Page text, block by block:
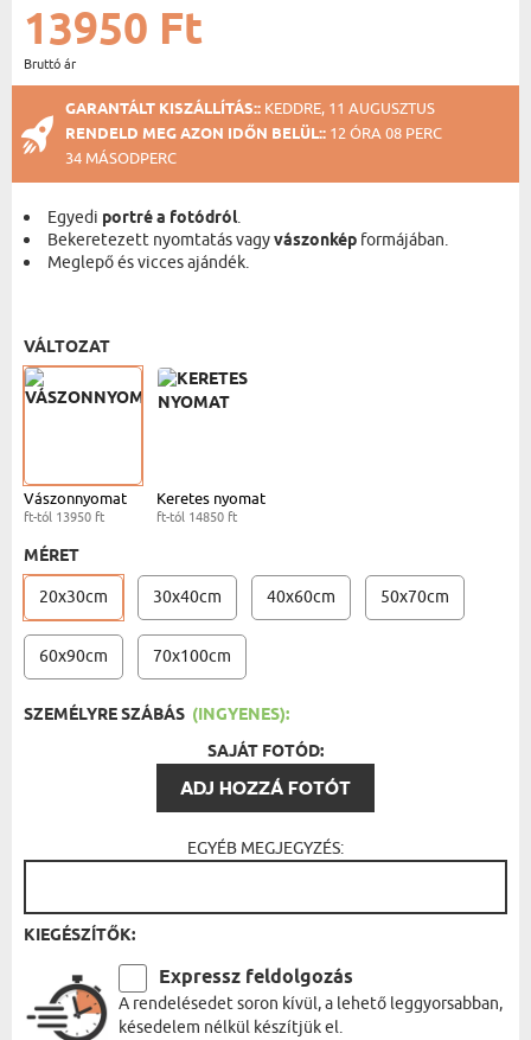
13950 Ft
Bruttó ár
GARANTÁLT KISZÁLLÍTÁS:: KEDDRE, 11 AUGUSZTUS
RENDELD MEG AZON IDŐN BELÜL:: 12 ÓRA 08 PERC
33 MÁSODPERC
Egyedi portré a fotódról.
Bekeretezett nyomtatás vagyvászonkép formájában.
Meglepő és vicces ajándék.
VÁLTOZAT
Vászonnyomat
ft-tól 13950 ft
Keretes nyomat
ft-tól 14850 ft
MÉRET
20x30cm 30x40cm 40x60cm 50x70cm
60x90cm 70x100cm
SZEMÉLYRE SZÁBÁS (INGYENES):
SAJÁT FOTÓD:
ADJ HOZZÁ FOTÓT
EGYÉB MEGJEGYZÉS:
KIEGÉSZÍTŐK:
Expressz feldolgozás
A rendelésedet soron kívül, a lehető leggyorsabban,
késedelem nélkül készítjük el.